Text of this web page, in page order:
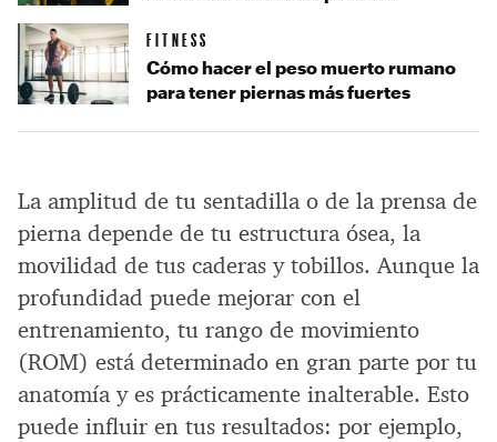
La amplitud de tu sentadilla o de la prensa de
pierna depende de tu estructura ósea, la
movilidad de tus caderas y tobillos. Aunque la
profundidad puede mejorar con el
entrenamiento, tu rango de movimiento
(ROM) está determinado en gran parte por tu
anatomía y es prácticamente inalterable. Esto
puede influir en tus resultados: por ejemplo,
FITNESS
Cómo hacer el peso muerto rumano
para tener piernas más fuertes